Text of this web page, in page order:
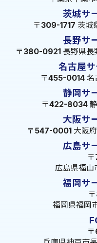
茨城サ
〒309-1717 茨城
長野サ
〒380-0921 長野県長
名古屋
〒455-0014 名
静岡サ
〒422-8034
大阪サ
〒547-0001 大阪
広島サ
広島県福
福岡サ
福岡県福岡